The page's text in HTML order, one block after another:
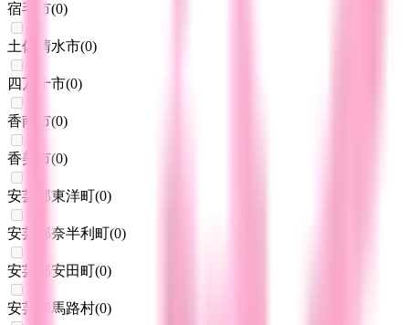
宿毛市(0)
土佐清水市(0)
四万十市(0)
香南市(0)
香美市(0)
安芸郡東洋町(0)
安芸郡奈半利町(0)
安芸郡安田町(0)
安芸郡馬路村(0)